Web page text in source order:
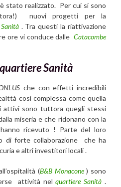
stato realizzato. Per cui si sono
nuovi progetti per la
. Tra questi la riattivazione
ore vi conduce dalleCatacombe
quartiere Sanità
che con effetti incredibili
così complessa come quella
attivi sono tuttora quegli stessi
miseria e che ridonano con la
ricevuto ! Parte del loro
di forte collaborazione che ha
e altri investitori locali .
(B&B Monacone) sono
attività nelquartiere Sanità.